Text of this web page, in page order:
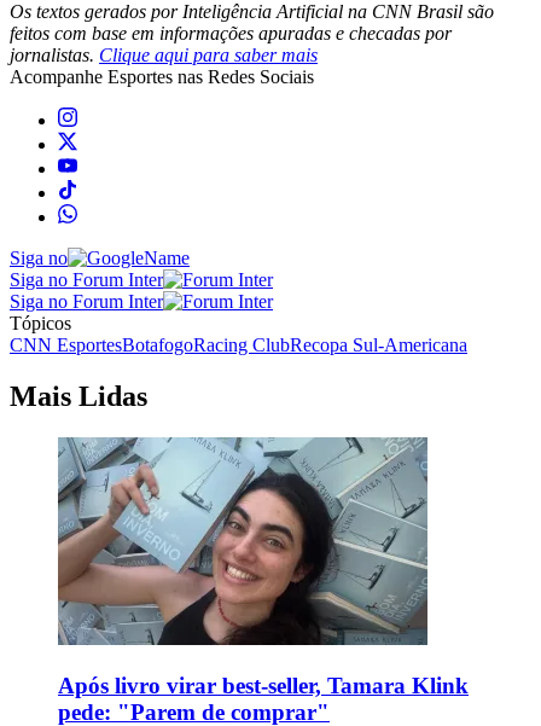
Os textos gerados por Inteligência Artificial na CNN Brasil são
feitos com base em informações apuradas e checadas por
jornalistas. Clique aqui para saber mais
Acompanhe Esportes nas Redes Sociais
Siga no
Siga no Forum Inter
Siga no Forum Inter
Tópicos
CNN EsportesBotafogoRacing ClubRecopa Sul-Americana
Mais Lidas
Após livro virar best-seller, Tamara Klink
pede: "Parem de comprar"